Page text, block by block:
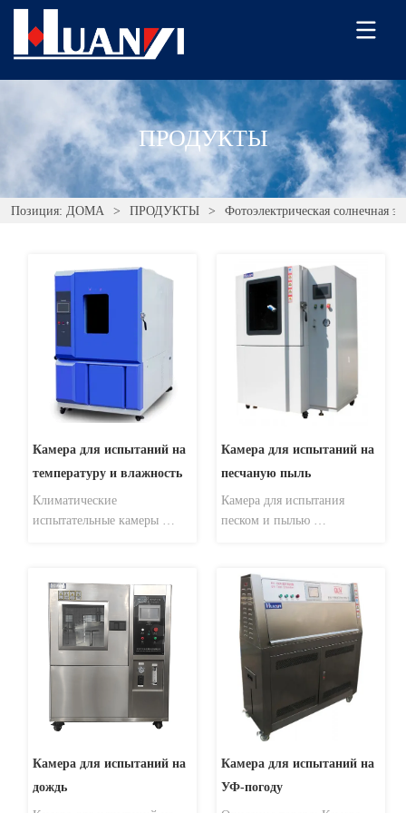
ПРОДУКТЫ
Позиция: ДОМА > ПРОДУКТЫ > Фотоэлектрическая солнечная
Камера для испытаний на
температуру и влажность
Климатические
испытательные камеры
типов материалов на
устойчивость к жаре,
холоду, сухости и
влажности. Он применим
для проверки качества всех
типов электронных
продуктов, электроприборов
и продуктов св...
Камера для испытаний на
песчаную пыль ㅤ ㅤ ㅤ
Камера для испытания
песком и пылью
пыль и циклонную пыль:
для всех видов
автомобильных деталей,
таких как автомобильные
лампы, счетчик, ремень
безопасности, регулятор
сиденья, грязезащитный
чехол эл...
Камера для испытаний на
дождь ㅤ ㅤ ㅤ ㅤ ㅤ ㅤ
Камера для испытаний на
УФ-погоду ㅤ